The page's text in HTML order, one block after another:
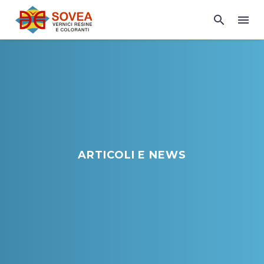
ARTICOLI E NEWS